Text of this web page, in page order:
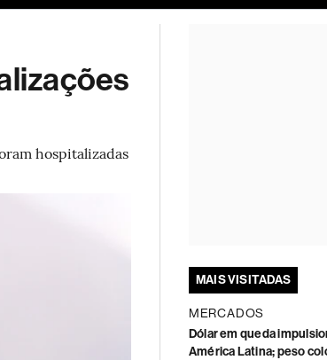
hospitalizadas
MAIS VISITADAS
MERCADOS
Dólar em queda
América Latina; peso